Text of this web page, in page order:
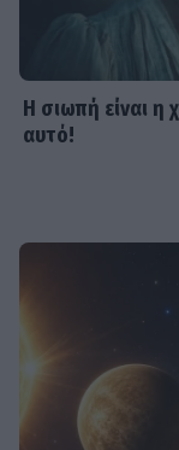
Η σιωπή είναι η
αυτό!